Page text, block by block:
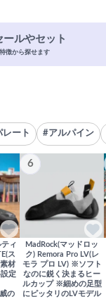
ールやセット
徴から探せます
レート #アルパイン
ィ
ス
材
定
の
6
MadRock(マッドロッ
ク) Remora Pro LV(レ
モラ プロ LV) ※ソフト
なのに鋭く決まるヒー
ルカップ ※細めの足型
にピッタリのLVモデル